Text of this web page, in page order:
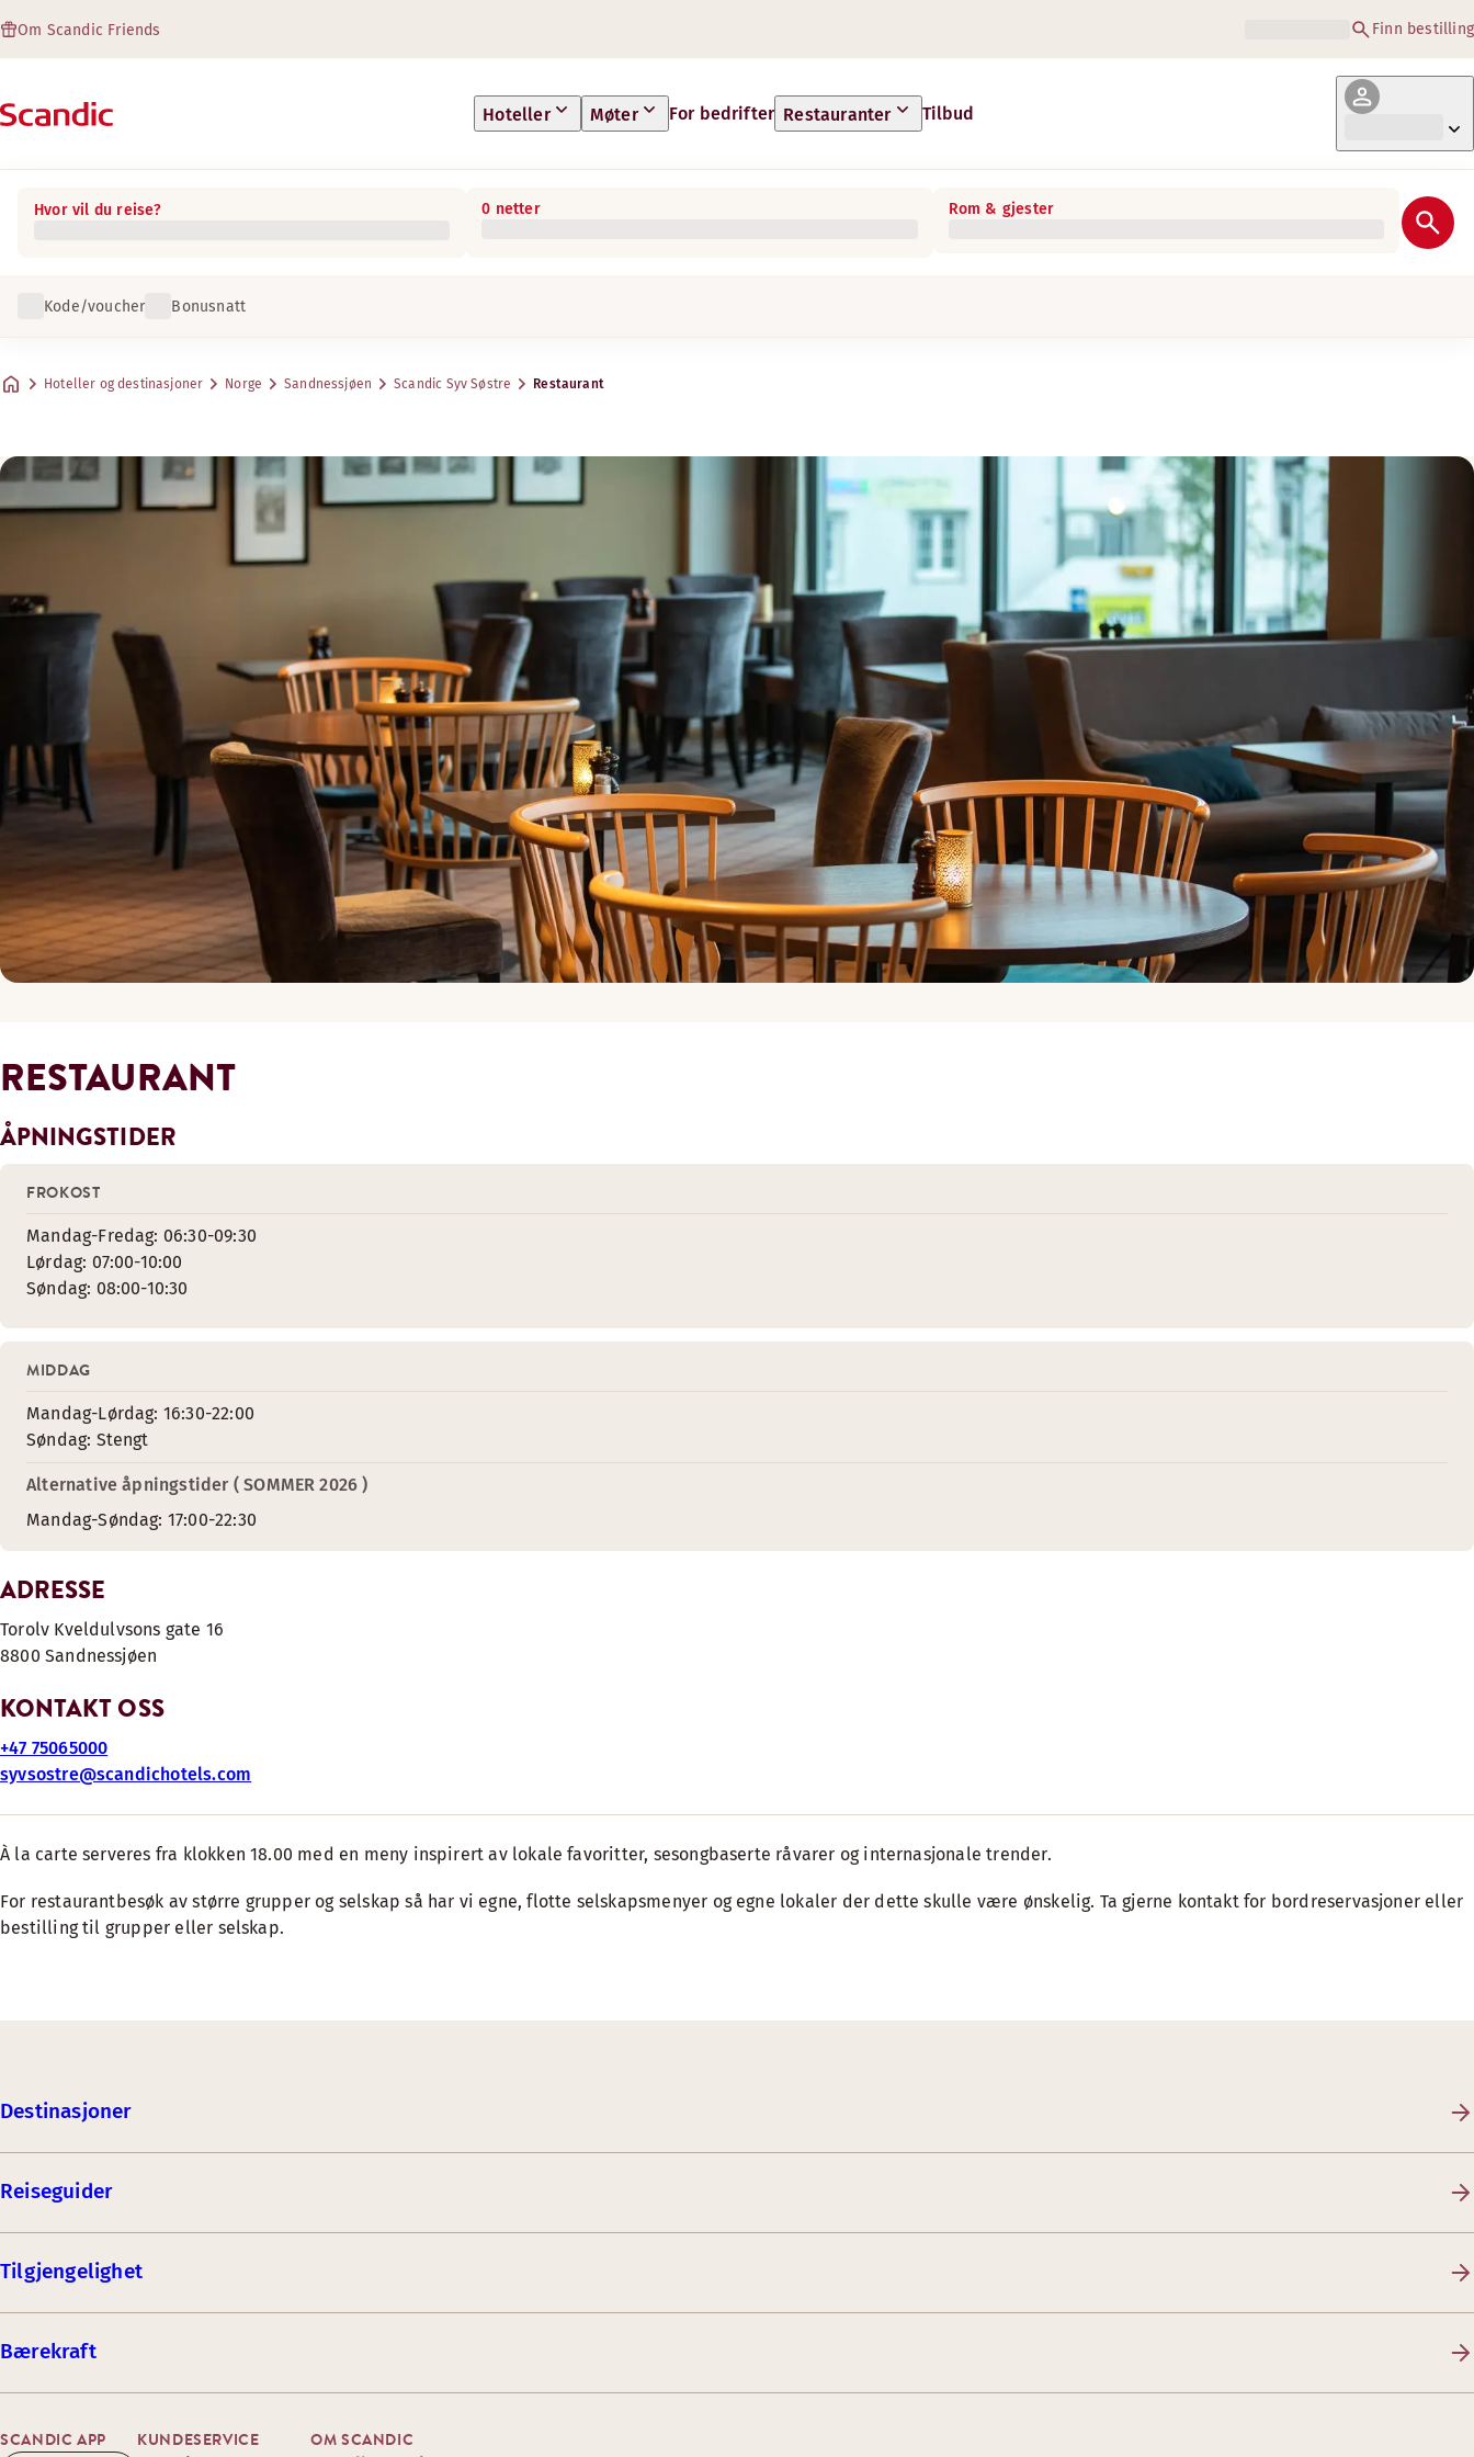
Om Scandic Friends Finn bestilling
Hoteller Møter For bedrifter Restauranter Tilbud
Hvor vil du reise? 0 netter Rom & gjester
Kode/voucher Bonusnatt
Hoteller og destinasjoner Norge Sandnessjøen Scandic Syv Søstre Restaurant
RESTAURANT
ÅPNINGSTIDER
FROKOST
Mandag-Fredag: 06:30-09:30
Lørdag: 07:00-10:00
Søndag: 08:00-10:30
MIDDAG
Mandag-Lørdag: 16:30-22:00
Søndag: Stengt
Alternative åpningstider ( SOMMER 2026 )
Mandag-Søndag: 17:00-22:30
ADRESSE
Torolv Kveldulvsons gate 16
8800 Sandnessjøen
KONTAKT OSS
+47 75065000
syvsostre@scandichotels.com
À la carte serveres fra klokken 18.00 med en meny inspirert av lokale favoritter, sesongbaserte råvarer og internasjonale trender.
For restaurantbesøk av større grupper og selskap så har vi egne, flotte selskapsmenyer og egne lokaler der dette skulle være ønskelig. Ta gjerne kontakt for bordreservasjoner eller
bestilling til grupper eller selskap.
Destinasjoner
Reiseguider
Tilgjengelighet
Bærekraft
SCANDIC APP KUNDESERVICE OM SCANDIC